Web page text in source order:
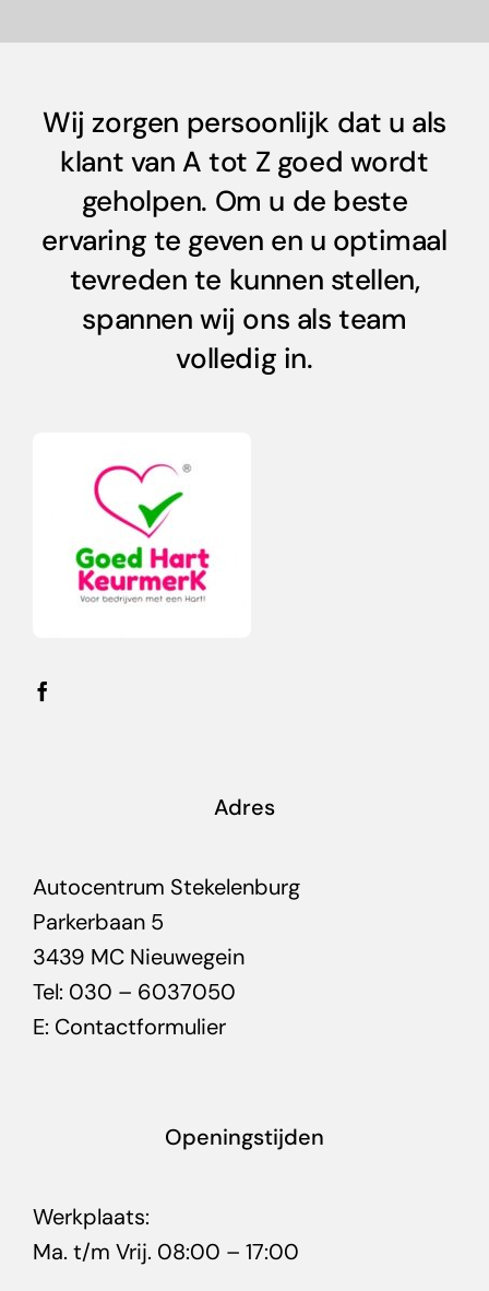
Wij zorgen persoonlijk dat u als
klant van A tot Z goed wordt
geholpen. Om u de beste
ervaring te geven en u optimaal
tevreden te kunnen stellen,
spannen wij ons als team
volledig in.
Adres
Autocentrum Stekelenburg
Parkerbaan 5
3439 MC Nieuwegein
Tel: 030 – 6037050
E: Contactformulier
Openingstijden
Werkplaats:
Ma. t/m Vrij. 08:00 – 17:00